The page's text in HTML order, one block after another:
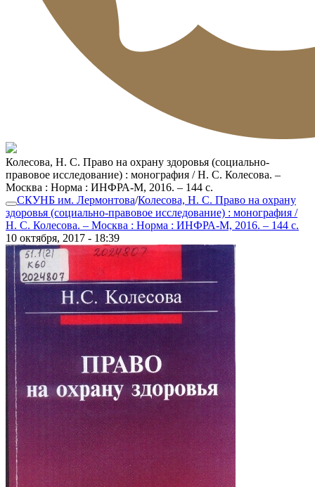
Колесова, Н. С. Право на охрану здоровья (социально-
правовое исследование) : монография / Н. С. Колесова. –
Москва : Норма : ИНФРА-М, 2016. – 144 с.
СКУНБ им. Лермонтова/Колесова, Н. С. Право на охрану
здоровья (социально-правовое исследование) : монография /
Н. С. Колесова. – Москва : Норма : ИНФРА-М, 2016. – 144 с.
10 октября, 2017 - 18:39